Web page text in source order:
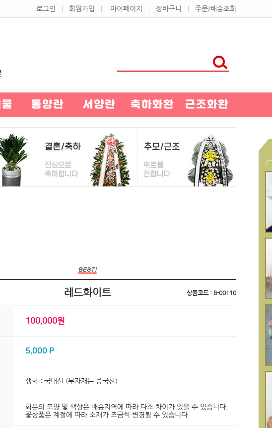
로그인 회원가입 마이페이지 장바구니 주문/배송조회
동양란 서양란 축하화환 근조화환
레드화이트 상품코드 : B-00110
100,000원
5,000 P
생화 : 국내산 (부자재는 중국산)
화분의 모양 및 색상은 배송지역에 따라 다소 차이가 있을 수 있습니다.
꽃상품은 계절에 따라 소재가 조금씩 변경될 수 있습니다